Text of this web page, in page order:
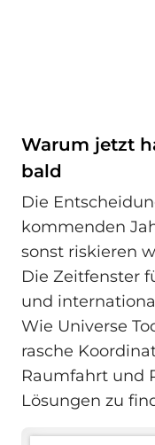
Warum jetzt
bald
Die
kommenden
sonst riskieren
Die Zeitfenster
und
Wie Universe
rasche
Raumfahrt und
Lösungen zu